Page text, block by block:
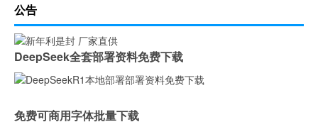
公告
DeepSeek全套部署资料免费下载
免费可商用字体批量下载